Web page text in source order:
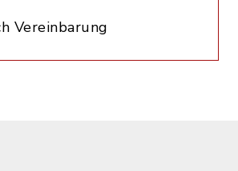
Vereinbarung